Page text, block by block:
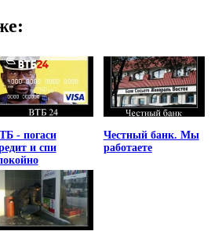
- погаси
и спи
Честный банк. Мы
работаете